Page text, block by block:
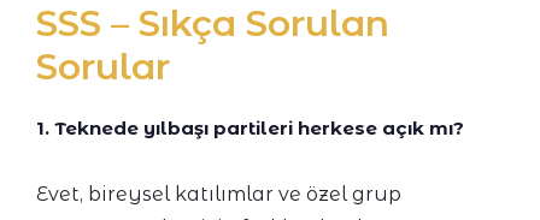
SSS – Sıkça Sorulan
Sorular
1. Teknede yılbaşı partileri herkese açık mı?
Evet, bireysel katılımlar ve özel grup